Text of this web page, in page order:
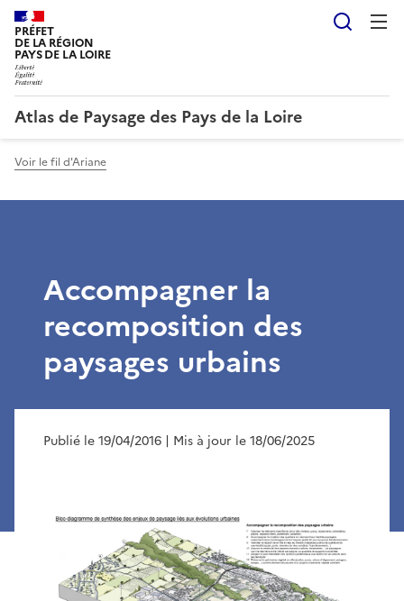
PRÉFET
DE LA RÉGION
PAYS DE LA LOIRE
Atlas de Paysage des Pays de la Loire
Voir le fil d'Ariane
Accompagner la
recomposition des
paysages urbains
Publié le 19/04/2016 | Mis à jour le 18/06/2025